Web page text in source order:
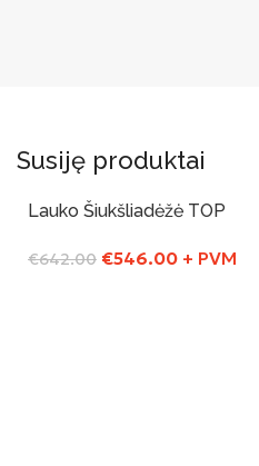
Susiję produktai
-15%
Lauko Šiukšliadėžė TOP
€642.00 €546.00 + PVM